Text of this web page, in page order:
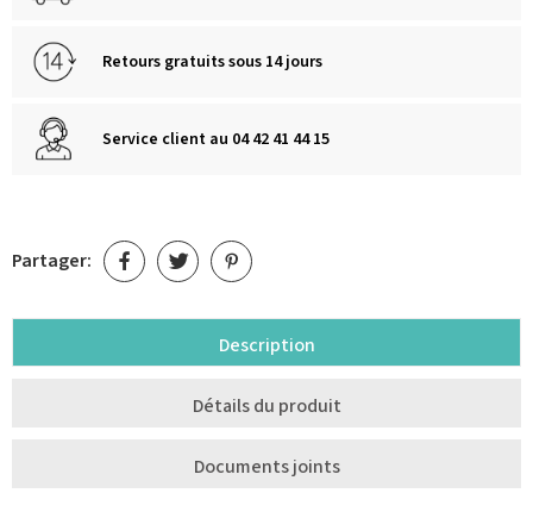
Retours gratuits sous 14 jours
Service client au 04 42 41 44 15
Partager:
Description
Détails du produit
Documents joints